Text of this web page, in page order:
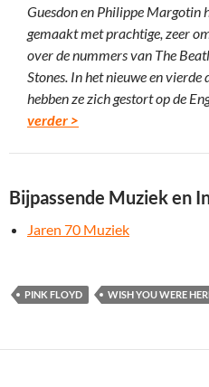
Guesdon en Philippe Margotin
gemaakt met prachtige, zeer
over de nummers van The
Stones. In het nieuwe en vierde
hebben ze zich gestort op de
verder >
Bijpassende Muziek en
Jaren 70 Muziek
PINK FLOYD WISH YOU WERE